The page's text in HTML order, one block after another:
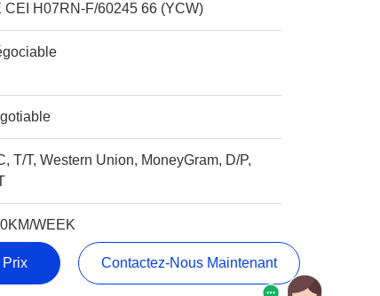
CEI H07RN-F/60245 66 (YCW)
T/T, Western Union, MoneyGram, D/P,
WEEK
Prix Contactez-Nous Maintenant